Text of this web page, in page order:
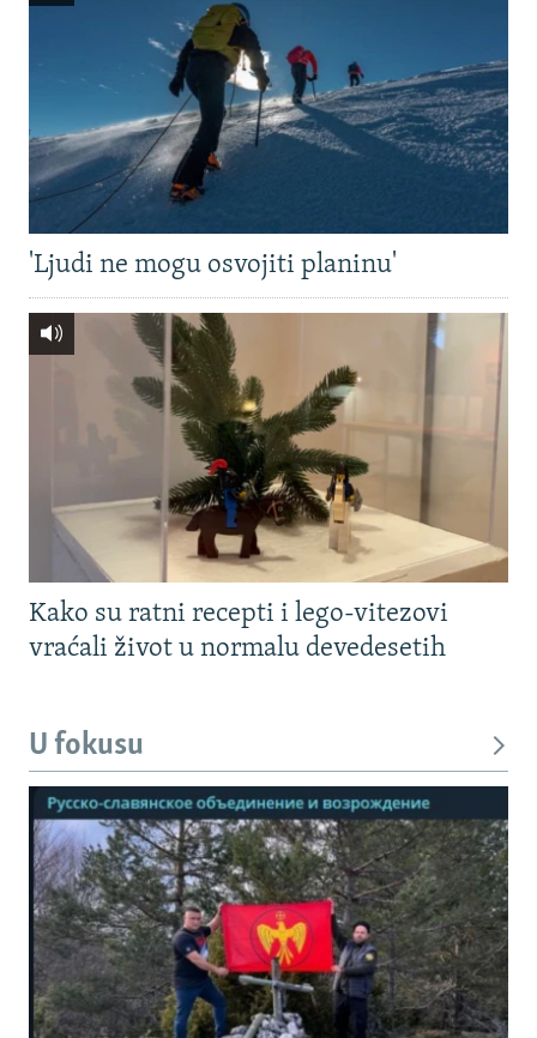
'Ljudi ne mogu osvojiti planinu'
Kako su ratni recepti i lego-vitezovi
vraćali život u normalu devedesetih
U fokusu